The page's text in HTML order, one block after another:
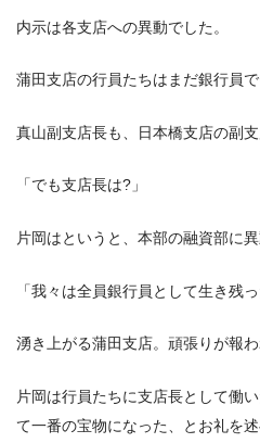
内示は各支店への異動でした。
蒲田支店の行員たちはまだ銀行員で
真山副支店長も、日本橋支店の副
「でも支店長は?」
片岡はというと、本部の融資部に
「我々は全員銀行員として生き残っ
湧き上がる蒲田支店。頑張りが報
片岡は行員たちに支店長として働
て一番の宝物になった、とお礼を述